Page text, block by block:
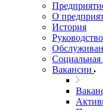
О
История
Руководство
Социальная
Вакансии